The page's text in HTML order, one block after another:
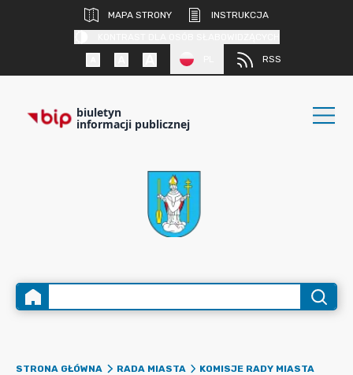
MAPA STRONY
INSTRUKCJA
RSS
biuletyn
informacji publicznej
STRONA GŁÓWNA RADA MIASTA
KOMISJE RADY MIASTA